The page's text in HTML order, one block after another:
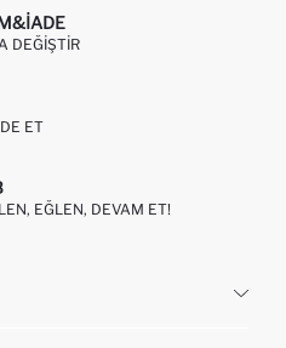
DEĞIŞTIR
ET
EĞLEN, DEVAM ET!